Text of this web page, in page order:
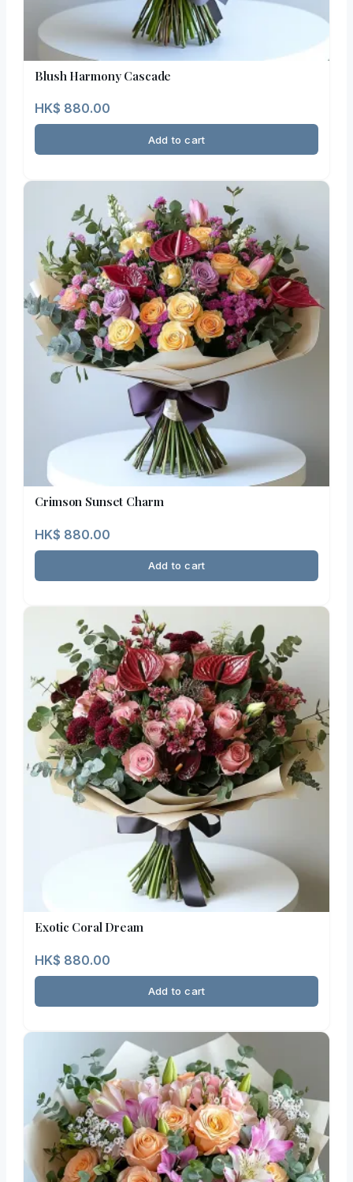
Blush Harmony Cascade
HK$ 880.00
Add to cart
Crimson Sunset Charm
HK$ 880.00
Add to cart
Exotic Coral Dream
HK$ 880.00
Add to cart